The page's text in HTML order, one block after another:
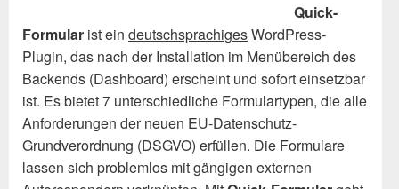
Quick-
Formular ist ein deutschsprachigesWordPress-
Plugin, das nach der Installation im Menübereich des
Backends (Dashboard) erscheint und sofort einsetzbar
ist. Es bietet 7 unterschiedliche Formulartypen, die alle
Anforderungen der neuen EU-Datenschutz-
Grundverordnung (DSGVO) erfüllen. Die Formulare
lassen sich problemlos mit gängigen externen